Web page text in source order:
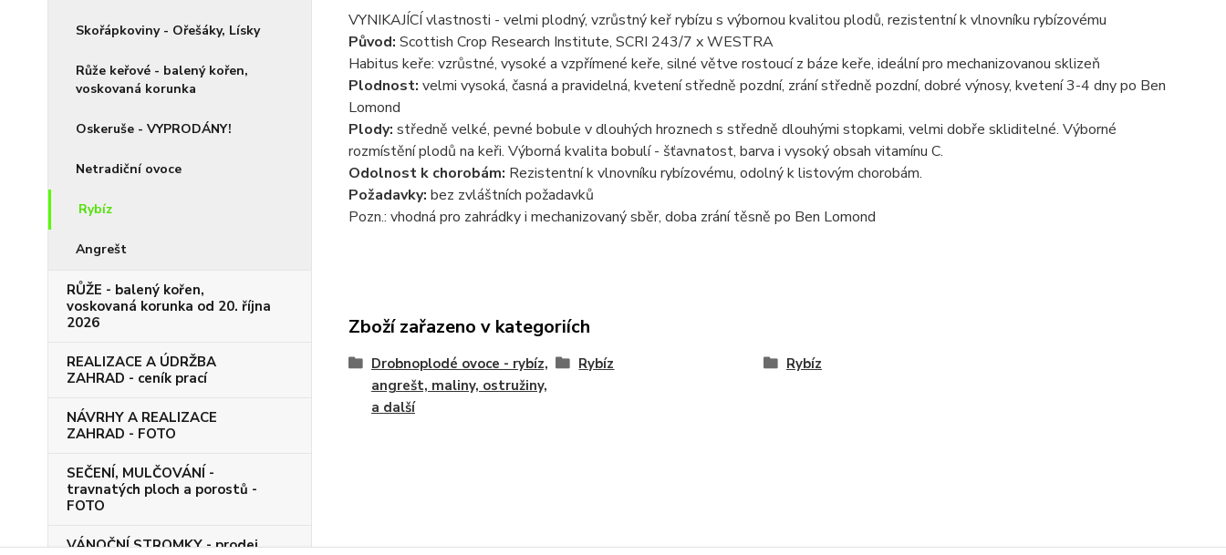
Skořápkoviny - Ořešáky, Lísky
Růže keřové - balený kořen,
voskovaná korunka
Oskeruše - VYPRODÁNY!
Netradiční ovoce
Rybíz
Angrešt
RŮŽE - balený kořen,
voskovaná korunka od 20. října
2026
REALIZACE A ÚDRŽBA
ZAHRAD - ceník prací
NÁVRHY A REALIZACE
ZAHRAD - FOTO
SEČENÍ, MULČOVÁNÍ -
travnatých ploch a porostů -
FOTO
VÁNOČNÍ STROMKY - prodej
VYNIKAJÍCÍ vlastnosti - velmi plodný, vzrůstný keř rybízu s výbornou kvalitou plodů, rezistentní k vlnovníku rybízovému
Původ: Scottish Crop Research Institute, SCRI 243/7 x WESTRA
Habitus keře: vzrůstné, vysoké a vzpřímené keře, silné větve rostoucí z báze keře, ideální pro mechanizovanou sklizeň
Plodnost: velmi vysoká, časná a pravidelná, kvetení středně pozdní, zrání středně pozdní, dobré výnosy, kvetení 3-4 dny po Ben
Lomond
Plody: středně velké, pevné bobule v dlouhých hroznech s středně dlouhými stopkami, velmi dobře skliditelné. Výborné
rozmístění plodů na keři. Výborná kvalita bobulí - šťavnatost, barva i vysoký obsah vitamínu C.
Odolnost k chorobám: Rezistentní k vlnovníku rybízovému, odolný k listovým chorobám.
Požadavky: bez zvláštních požadavků
Pozn.: vhodná pro zahrádky i mechanizovaný sběr, doba zrání těsně po Ben Lomond
Zboží zařazeno v kategoriích
Drobnoplodé ovoce - rybíz,
angrešt, maliny, ostružiny,
a další
Rybíz Rybíz